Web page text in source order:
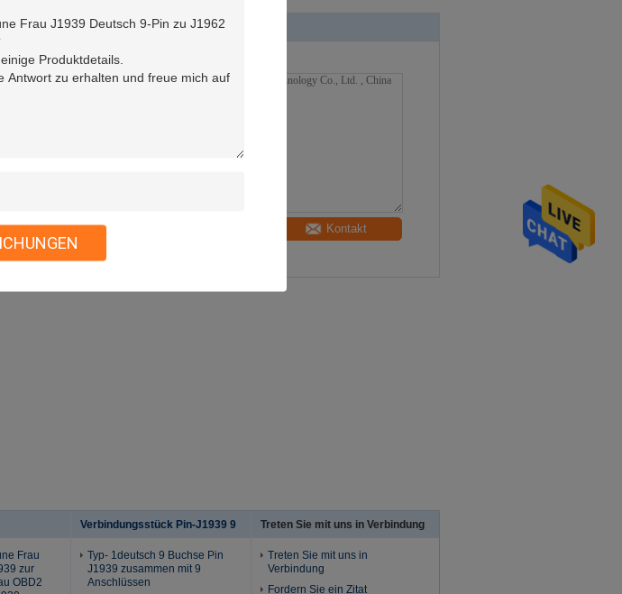
Senden Sie Ihre Anfrage direkt an uns
Kontakt
Frau
zur
OBD2
Verbindungsstück Pin-J1939 9
Typ- 1deutsch 9 Buchse Pin
J1939 zusammen mit 9
Anschlüssen
Treten Sie mit uns in Verbindung
Treten Sie mit uns in
Verbindung
Fordern Sie ein Zitat